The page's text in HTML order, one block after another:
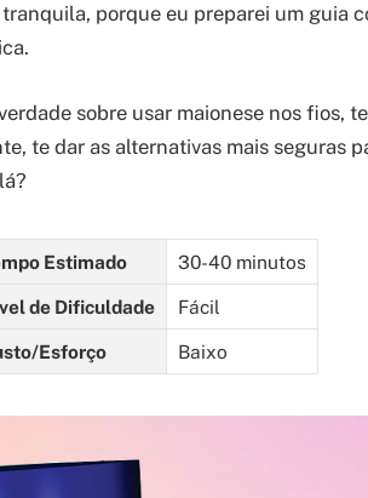
porque eu preparei um guia
sobre usar maionese nos fios,
te dar as alternativas mais seguras
Estimado 30-40 minutos
de Dificuldade Fácil
Esforço Baixo